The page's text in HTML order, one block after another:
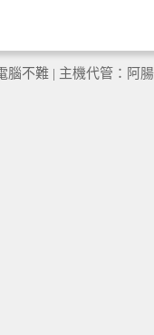
腦不難 | 主機代管： 阿